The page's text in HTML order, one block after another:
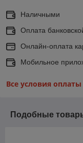
Наличными
Оплата
Онлайн-оплата
Мобильное
Все условия оплаты
Подобные